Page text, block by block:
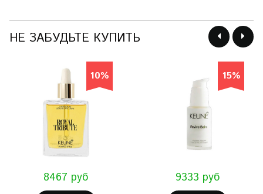
НЕ ЗАБУДЬТЕ КУПИТЬ
10%
8467 руб
15%
9333 руб